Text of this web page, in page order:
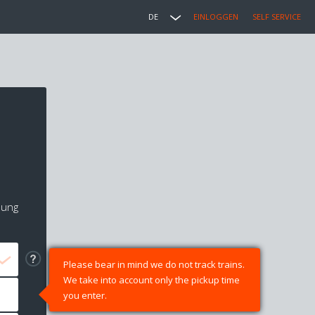
DE EINLOGGEN SELF SERVICE
Please bear in mind we do not track trains.
We take into account only the pickup time
you enter.